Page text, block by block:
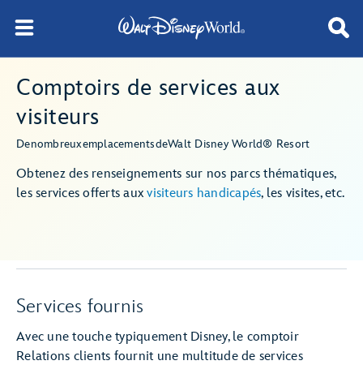
Comptoirs de services aux
visiteurs
DenombreuxemplacementsdeWalt Disney World® Resort
Obtenez des renseignements sur nos parcs thématiques,
les services offerts auxvisiteurs handicapés, les visites, etc.
Services fournis
Avec une touche typiquement Disney, le comptoir
Relations clients fournit une multitude de services